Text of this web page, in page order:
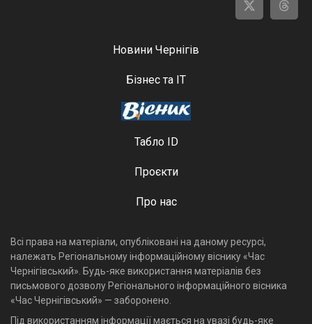
Новини Чернігів
Бізнес та ІТ
Табло ID
Проєкти
Про нас
Всі права на матеріали, опубліковані на даному ресурсі,
належать Регіональному інформаційному віснику «Час
Чернігівський». Будь-яке використання матеріалів без
письмового дозволу Регіонального інформаційного вісника
«Час Чернігівський» — заборонено.
Під використанням інформації мається на увазі будь-яке